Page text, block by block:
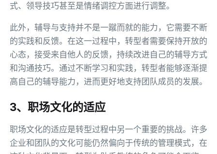
式、领导技巧甚至是情绪调控方面进行调整。
此外，辅导与支持并不是一蹴而就的能力，它需要不断
的实践和反馈。在这一过程中，转型者需要保持开放的
心态，接受来自他人的反馈，持续改进自己的辅导方式
和沟通技巧。通过不断学习和实践，转型者能够逐渐提
高自己的辅导能力，进而更好地支持团队成员的发展。
3、职场文化的适应
职场文化的适应是转型过程中另一个重要的挑战。许多
企业和团队的文化可能仍然偏向于传统的管理模式，在